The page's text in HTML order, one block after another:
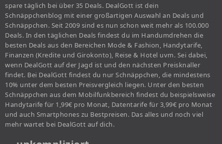
spare täglich bei über 35 Deals. DealGott ist dein
Schnäppchenblog mit einer großartigen Auswahl an Deals und
Schnäppchen. Seit 2009 sind es nun schon weit mehr als 100.000
Deals. In den täglichen Deals findest du im Handumdrehen die
besten Deals aus den Bereichen Mode & Fashion, Handytarife,
Finanzen (Kredite und Girokonto), Reise & Hotel uvm. Sei dabei,
wenn DealGott auf der Jagd ist und den nächsten Preisknaller
findet. Bei DealGott findest du nur Schnäppchen, die mindestens
10% unter dem besten Preisvergleich liegen. Unter den besten
Schnäppchen aus dem Mobilfunkbereich findest du beispielsweise
Handytarife für 1,99€ pro Monat, Datentarife für 3,99€ pro Monat
und auch Smartphones zu Bestpreisen. Das alles und noch viel
mehr wartet bei DealGott auf dich.